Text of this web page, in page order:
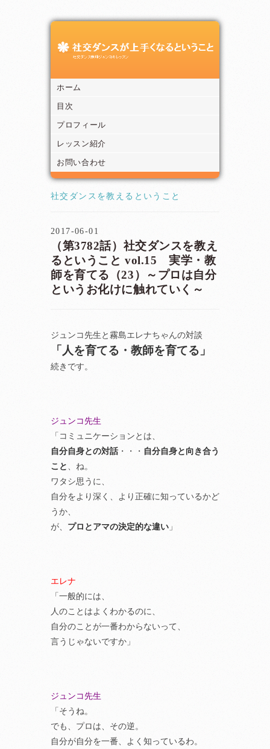
ホーム
目次
プロフィール
レッスン紹介
お問い合わせ
社交ダンスを教えるということ
2017-06-01
（第3782話）社交ダンスを教え
るということ vol.15 実学・教
師を育てる（23）～プロは自分
というお化けに触れていく～
ジュンコ先生と霧島エレナちゃんの対談
「人を育てる・教師を育てる」
続きです。
ジュンコ先生
「コミュニケーションとは、
自分自身との対話・・・ 自分自身と向き合う
こと
、ね。
ワタシ思うに、
自分をより深く、より正確に知っているかど
うか、
が、 プロとアマの決定的な違い 」
エレナ
「一般的には、
人のことはよくわかるのに、
自分のことが一番わからないって、
言うじゃないですか」
ジュンコ先生
「そうね。
でも、プロは、その逆。
自分が自分を一番、よく知っているわ。